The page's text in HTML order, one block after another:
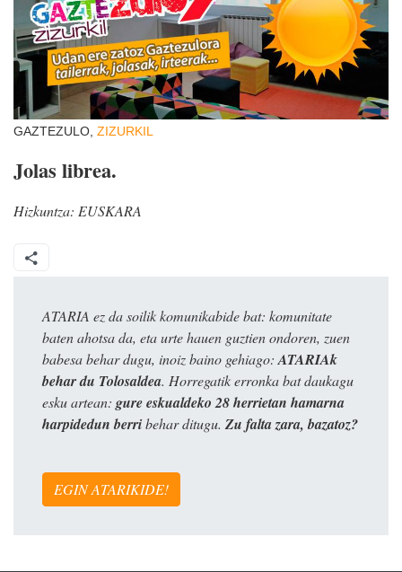
GAZTEZULO, ZIZURKIL
Jolas librea.
Hizkuntza: EUSKARA
ATARIA ez da soilik komunikabide bat: komunitate
baten ahotsa da, eta urte hauen guztien ondoren, zuen
babesa behar dugu, inoiz baino gehiago:ATARIAk
behar du Tolosaldea. Horregatik erronka bat daukagu
esku artean: gure eskualdeko 28 herrietan hamarna
harpidedun berribehar ditugu. Zu falta zara, bazatoz?
EGIN ATARIKIDE!